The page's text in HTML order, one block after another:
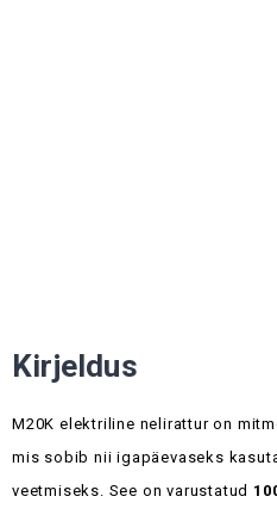
Kirjeldus
M20K elektriline nelirattur on
mis sobib nii igapäevaseks
veetmiseks. See on varustatud